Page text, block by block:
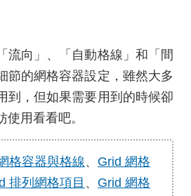
流向」、「自動格線」和「間
節的網格容器設定，雖然大多
到，但如果需要用到的時候卻
用看看吧。
格容器與格線、 Grid 網格
排列網格項目 、 Grid 網格